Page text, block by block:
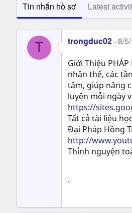
Tin nhắn hồ sơ Latest
T trongduc02 8/
Giới Thiệu
nhân thể, các
tâm, giúp nâng
luyện mỗi ngày
https://
Tất cả tài liệu
Đại Pháp Hồng
http://
Thỉnh nguyện
`